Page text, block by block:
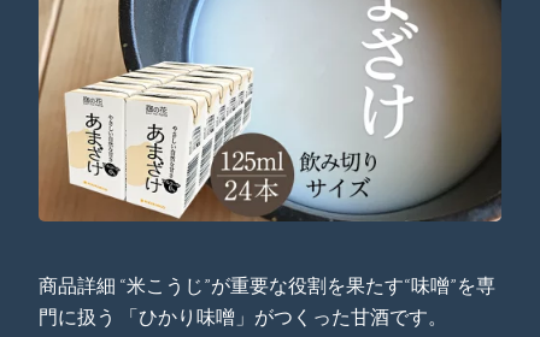
商品詳細 “米こうじ”が重要な役割を果たす“味噌”を専
門に扱う 「ひかり味噌」がつくった甘酒です。